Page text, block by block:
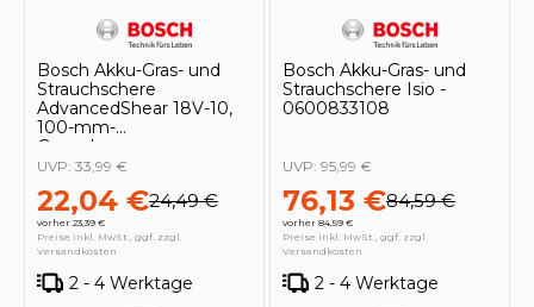
Bosch Akku-Gras- und
Strauchschere
AdvancedShear 18V-10,
100-mm-
Grasschermesser -
F016800605
22,04 €24,49 €
vorher 23,39 €
UVP: 33,99 €
Preise inkl. MwSt., ggf. zzgl.
Versandkosten
2 - 4 Werktage
Bosch Akku-Gras- und
Strauchschere Isio -
0600833108
76,13 €84,59 €
vorher 84,59 €
UVP: 95,99 €
Preise inkl. MwSt., ggf. zzgl.
Versandkosten
2 - 4 Werktage